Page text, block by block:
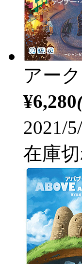
アー
¥6,280
2021/
在庫